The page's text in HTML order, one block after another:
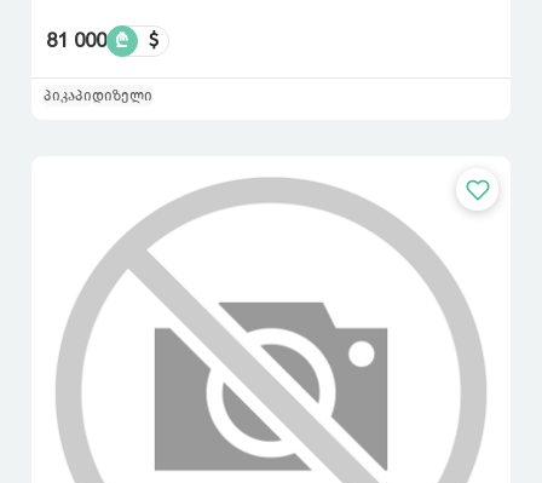
81 000 ₾ $
პიკაპიდიზელი